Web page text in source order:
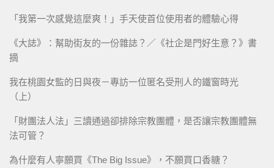
「我第一次感覺這麼爽！」手天使首位使用者的體驗心得
《大誌》：幫助街友的一份雜誌？／《社企是門好生意？》書
摘
我在桃園女監的日與夜－專訪一位匿名受刑人的鐵窗時光
（上）
「財團法人法」三讀通過卻排除宗教團體，是否讓宗教團體無
法可管？
為什麼有人寧願買《The Big Issue》，不願買口香糖？